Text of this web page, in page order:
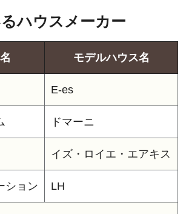
ハウスメーカー
モデルハウス名
E-es
ドマーニ
イズ・ロイエ・エアキス
ション LH